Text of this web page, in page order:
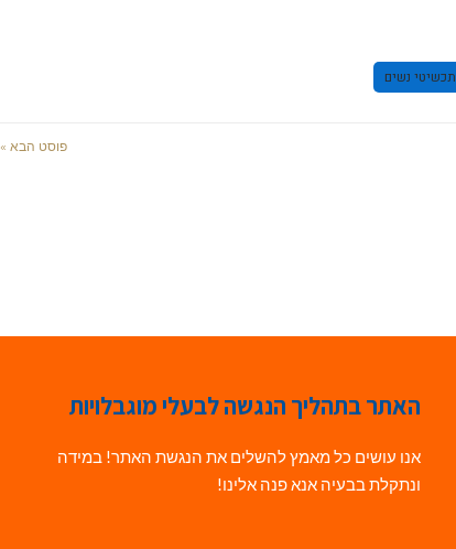
תכשיטי נשים
פוסט הבא »
האתר בתהליך הנגשה לבעלי מוגבלויות
אנו עושים כל מאמץ להשלים את הנגשת האתר! במידה
ונתקלת בבעיה אנא פנה אלינו!